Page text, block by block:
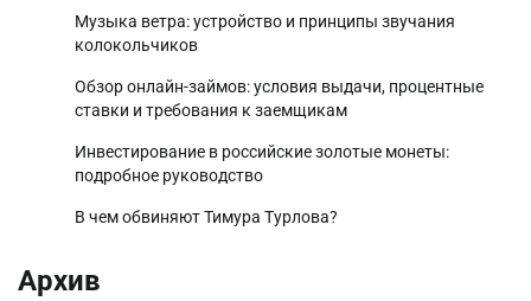
Музыка ветра: устройство и принципы звучания
колокольчиков
Обзор онлайн-займов: условия выдачи, процентные
ставки и требования к заемщикам
Инвестирование в российские золотые монеты:
подробное руководство
В чем обвиняют Тимура Турлова?
Архив